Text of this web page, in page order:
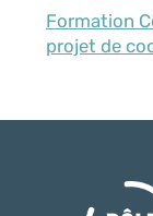
Formation
projet de